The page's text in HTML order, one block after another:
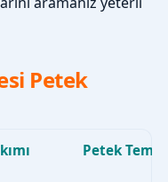
Petek
Petek